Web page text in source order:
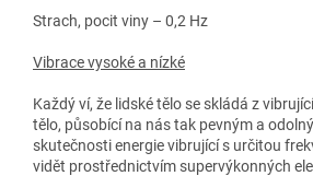
Strach, pocit viny – 0,2 Hz
Vibrace vysoké a nízké
Každý ví, že lidské tělo se skládá z
tělo, působící na nás tak pevným a
skutečnosti energie vibrující s určitou
vidět prostřednictvím supervýkonných